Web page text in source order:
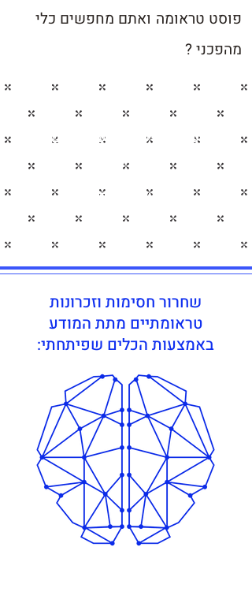
פוסט טראומה ואתם מחפשים כלי
מהפכני ?
שיטת טיפול שתעניק לכם
גישה לפרוטוקול המכיל את
של המטופל
שחרור חסימות וזכרונות
טראומתיים מתת המודע
באמצעות הכלים שפיתחתי: